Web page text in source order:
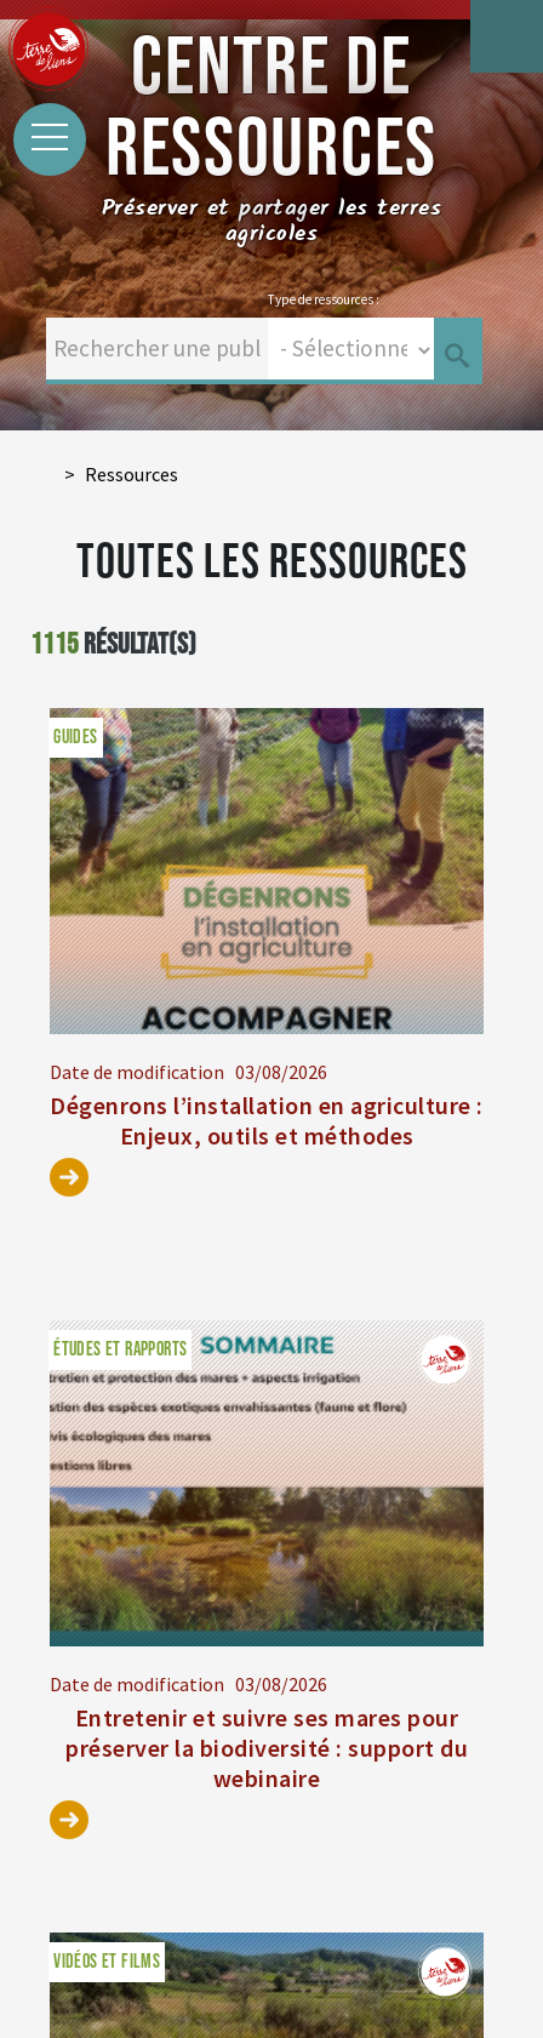
CENTRE DE
RESSOURCES
Préserver et partager les terres
agricoles
Type de ressources :
Ressources
Toutes les ressources
1115résultat(s)
Date de modification 03/08/2026
Dégenrons l’installation en agriculture :
Enjeux, outils et méthodes
GUIDES
Date de modification 03/08/2026
Entretenir et suivre ses mares pour
préserver la biodiversité : support du
webinaire
ÉTUDES ET RAPPORTS
VIDÉOS ET FILMS